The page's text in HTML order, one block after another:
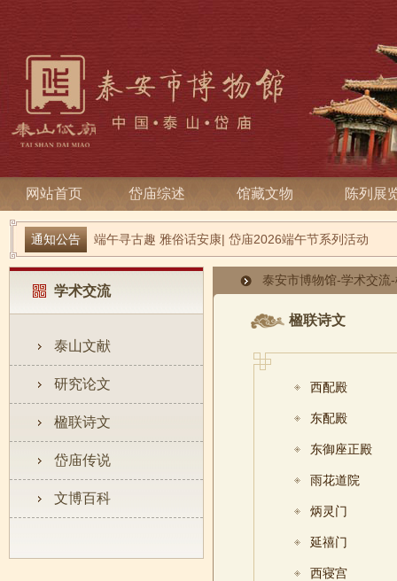
网站首页 岱庙综述 馆藏文物 陈列展
通知公告
端午寻古趣 雅俗话安康| 岱庙2026端午节系列活动
关于宋天贶殿壁画暂停预约参观的温馨提示
学术交流
泰山文献
研究论文
楹联诗文
岱庙传说
文博百科
泰安市博物馆-学术交流-
楹联诗文
西配殿
东配殿
东御座正殿
雨花道院
炳灵门
延禧门
西寝宫